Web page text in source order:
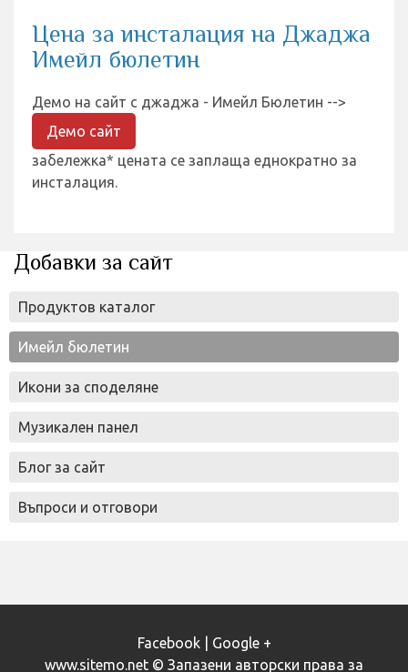
Цена за инсталация на Джаджа
Имейл бюлетин
Демо на сайт с джаджа - Имейл Бюлетин -->
Демо сайт
забележка* цената се заплаща еднократно за
инсталация.
Добавки за сайт
Продуктов каталог
Имейл бюлетин
Икони за споделяне
Музикален панел
Блог за сайт
Въпроси и отговори
Facebook| Google +
www.sitemo.net © Запазени авторски права за